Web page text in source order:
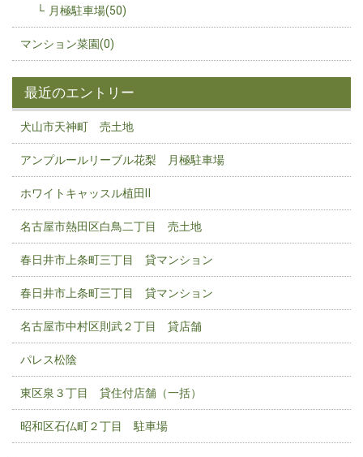
月極駐車場(50)
マンション菜園(0)
最近のエントリー
犬山市天神町 売土地
アンプルールリーブル花梨 月極駐車場
ホワイトキャッスル植田Ⅱ
名古屋市熱田区白鳥二丁目 売土地
春日井市上条町三丁目 貸マンション
春日井市上条町三丁目 貸マンション
名古屋市中村区則武２丁目 貸店舗
パレス松陰
東区泉３丁目 貸住付店舗（一括）
昭和区石仏町２丁目 駐車場